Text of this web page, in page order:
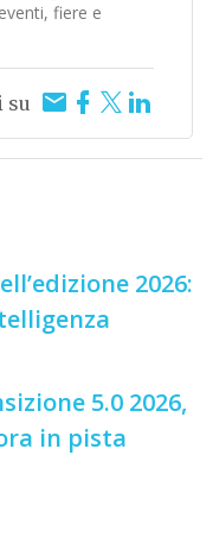
fiere e
su
2026:
5.0 2026,
in pista